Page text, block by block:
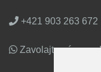
+421 903 263 672
Zavolajte nám cez